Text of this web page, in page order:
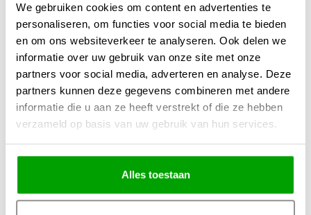
We gebruiken cookies om content en advertenties te
personaliseren, om functies voor social media te bieden
en om ons websiteverkeer te analyseren. Ook delen we
informatie over uw gebruik van onze site met onze
partners voor social media, adverteren en analyse. Deze
partners kunnen deze gegevens combineren met andere
informatie die u aan ze heeft verstrekt of die ze hebben
verzameld op basis van uw gebruik van hun services.
Alles toestaan
Bekijk hier alle kleurvarianten
Eenvoudige Installatie
De wandlamp kan direct op een stroompunt uit de muur worden gemonteerd
en wordt geleverd zonder snoer, wat zorgt voor een strakke en naadloze
afwerking.
Bestel nu de Artdelight Wandlamp Hudsonen geniet van stijlvolle,
hoogwaardige verlichting in het interieur!
Metaal
Kleur Aluminium